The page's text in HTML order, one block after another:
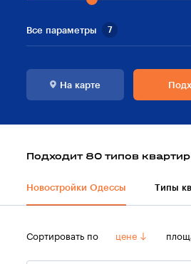
Все параметры 7
На карте
Подходит 80 типов
Новостройки Одессы Типы
Сортировать по цене